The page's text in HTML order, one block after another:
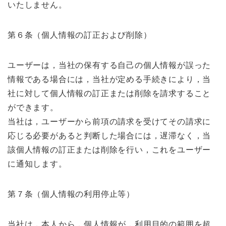
いたしません。
第６条（個人情報の訂正および削除）
ユーザーは，当社の保有する自己の個人情報が誤った
情報である場合には，当社が定める手続きにより，当
社に対して個人情報の訂正または削除を請求すること
ができます。
当社は，ユーザーから前項の請求を受けてその請求に
応じる必要があると判断した場合には，遅滞なく，当
該個人情報の訂正または削除を行い，これをユーザー
に通知します。
第７条（個人情報の利用停止等）
当社は，本人から，個人情報が，利用目的の範囲を超